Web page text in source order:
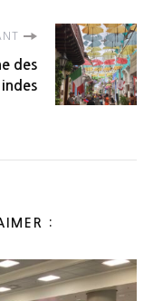
des
indes
: